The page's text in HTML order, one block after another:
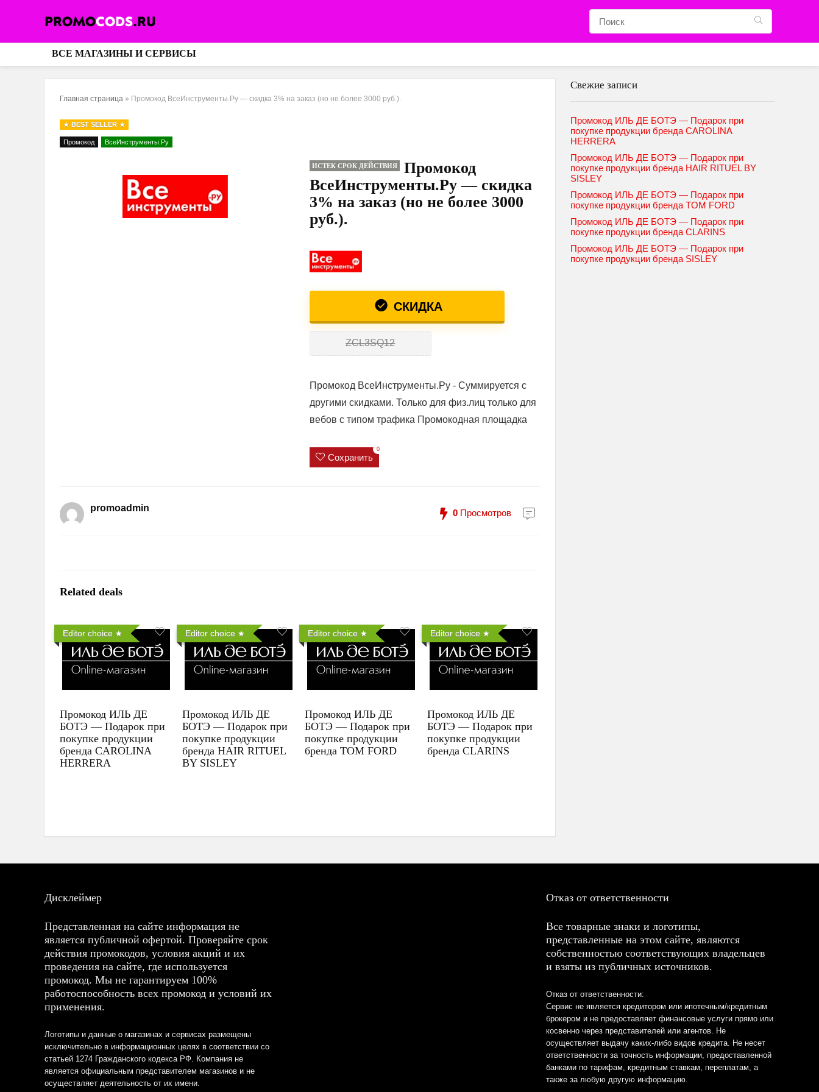
ВСЕ МАГАЗИНЫ И СЕРВИСЫ
Главная страница » Промокод ВсеИнструменты.Ру — скидка 3% на заказ (но не более 3000 руб.).
BEST SELLER
Промокод ВсеИнструменты.Ру
ИСТЕК СРОК ДЕЙСТВИЯ
Промокод
ВсеИнструменты.Ру — скидка
3% на заказ (но не более 3000
руб.).
СКИДКА
ZCL3SQ12
Промокод ВсеИнструменты.Ру - Суммируется с
другими скидками. Только для физ.лиц только для
вебов с типом трафика Промокодная площадка
Сохранить
0
promoadmin 0 Просмотров
Related deals
Editor choice
Промокод ИЛЬ ДЕ
БОТЭ — Подарок при
покупке продукции
бренда CAROLINA
HERRERA
Editor choice
Промокод ИЛЬ ДЕ
БОТЭ — Подарок при
покупке продукции
бренда HAIR RITUEL
BY SISLEY
Editor choice
Промокод ИЛЬ ДЕ
БОТЭ — Подарок при
покупке продукции
бренда TOM FORD
Editor choice
Промокод ИЛЬ ДЕ
БОТЭ — Подарок при
покупке продукции
бренда CLARINS
Свежие записи
Промокод ИЛЬ ДЕ БОТЭ — Подарок при
покупке продукции бренда CAROLINA
HERRERA
Промокод ИЛЬ ДЕ БОТЭ — Подарок при
покупке продукции бренда HAIR RITUEL BY
SISLEY
Промокод ИЛЬ ДЕ БОТЭ — Подарок при
покупке продукции бренда TOM FORD
Промокод ИЛЬ ДЕ БОТЭ — Подарок при
покупке продукции бренда CLARINS
Промокод ИЛЬ ДЕ БОТЭ — Подарок при
покупке продукции бренда SISLEY
Дисклеймер
Представленная на сайте информация не
является публичной офертой. Проверяйте срок
действия промокодов, условия акций и их
проведения на сайте, где используется
промокод. Мы не гарантируем 100%
работоспособность всех промокод и условий их
применения.
Логотипы и данные о магазинах и сервисах размещены
исключительно в информационных целях в соответствии со
статьей 1274 Гражданского кодекса РФ. Компания не
является официальным представителем магазинов и не
осуществляет деятельность от их имени.
Отказ от ответственности
Все товарные знаки и логотипы,
представленные на этом сайте, являются
собственностью соответствующих владельцев
и взяты из публичных источников.
Отказ от ответственности:
Сервис не является кредитором или ипотечным/кредитным
брокером и не предоставляет финансовые услуги прямо или
косвенно через представителей или агентов. Не
осуществляет выдачу каких-либо видов кредита. Не несет
ответственности за точность информации, предоставленной
банками по тарифам, кредитным ставкам, переплатам, а
также за любую другую информацию.